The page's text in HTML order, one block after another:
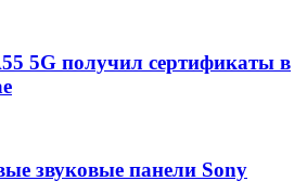
5G получил сертификаты в
звуковые панели Sony